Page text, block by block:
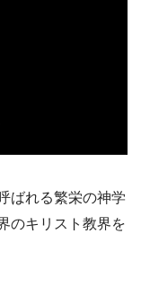
ばれる繁栄の神学
のキリスト教界を